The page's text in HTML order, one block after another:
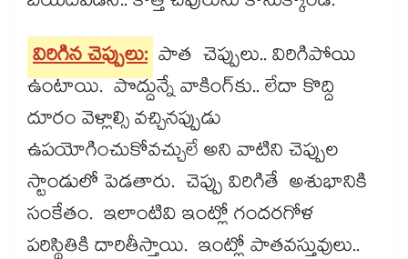
విరిగిన చెప్పులు: పాత చెప్పులు.. విరిగిపోయి
ఉంటాయి. పొద్దున్నే వాకింగ్​కు.. లేదా కొద్ది
దూరం వెళ్లాల్సి వచ్చినప్పుడు
ఉపయోగించుకోవచ్చులే అని వాటిని చెప్పుల
స్టాండులో పెడతారు. చెప్పు విరిగితే అశుభానికి
సంకేతం. ఇలాంటివి ఇంట్లో గందరగోళ
పరిస్థితికి దారితీస్తాయి. ఇంట్లో పాతవస్తువులు..